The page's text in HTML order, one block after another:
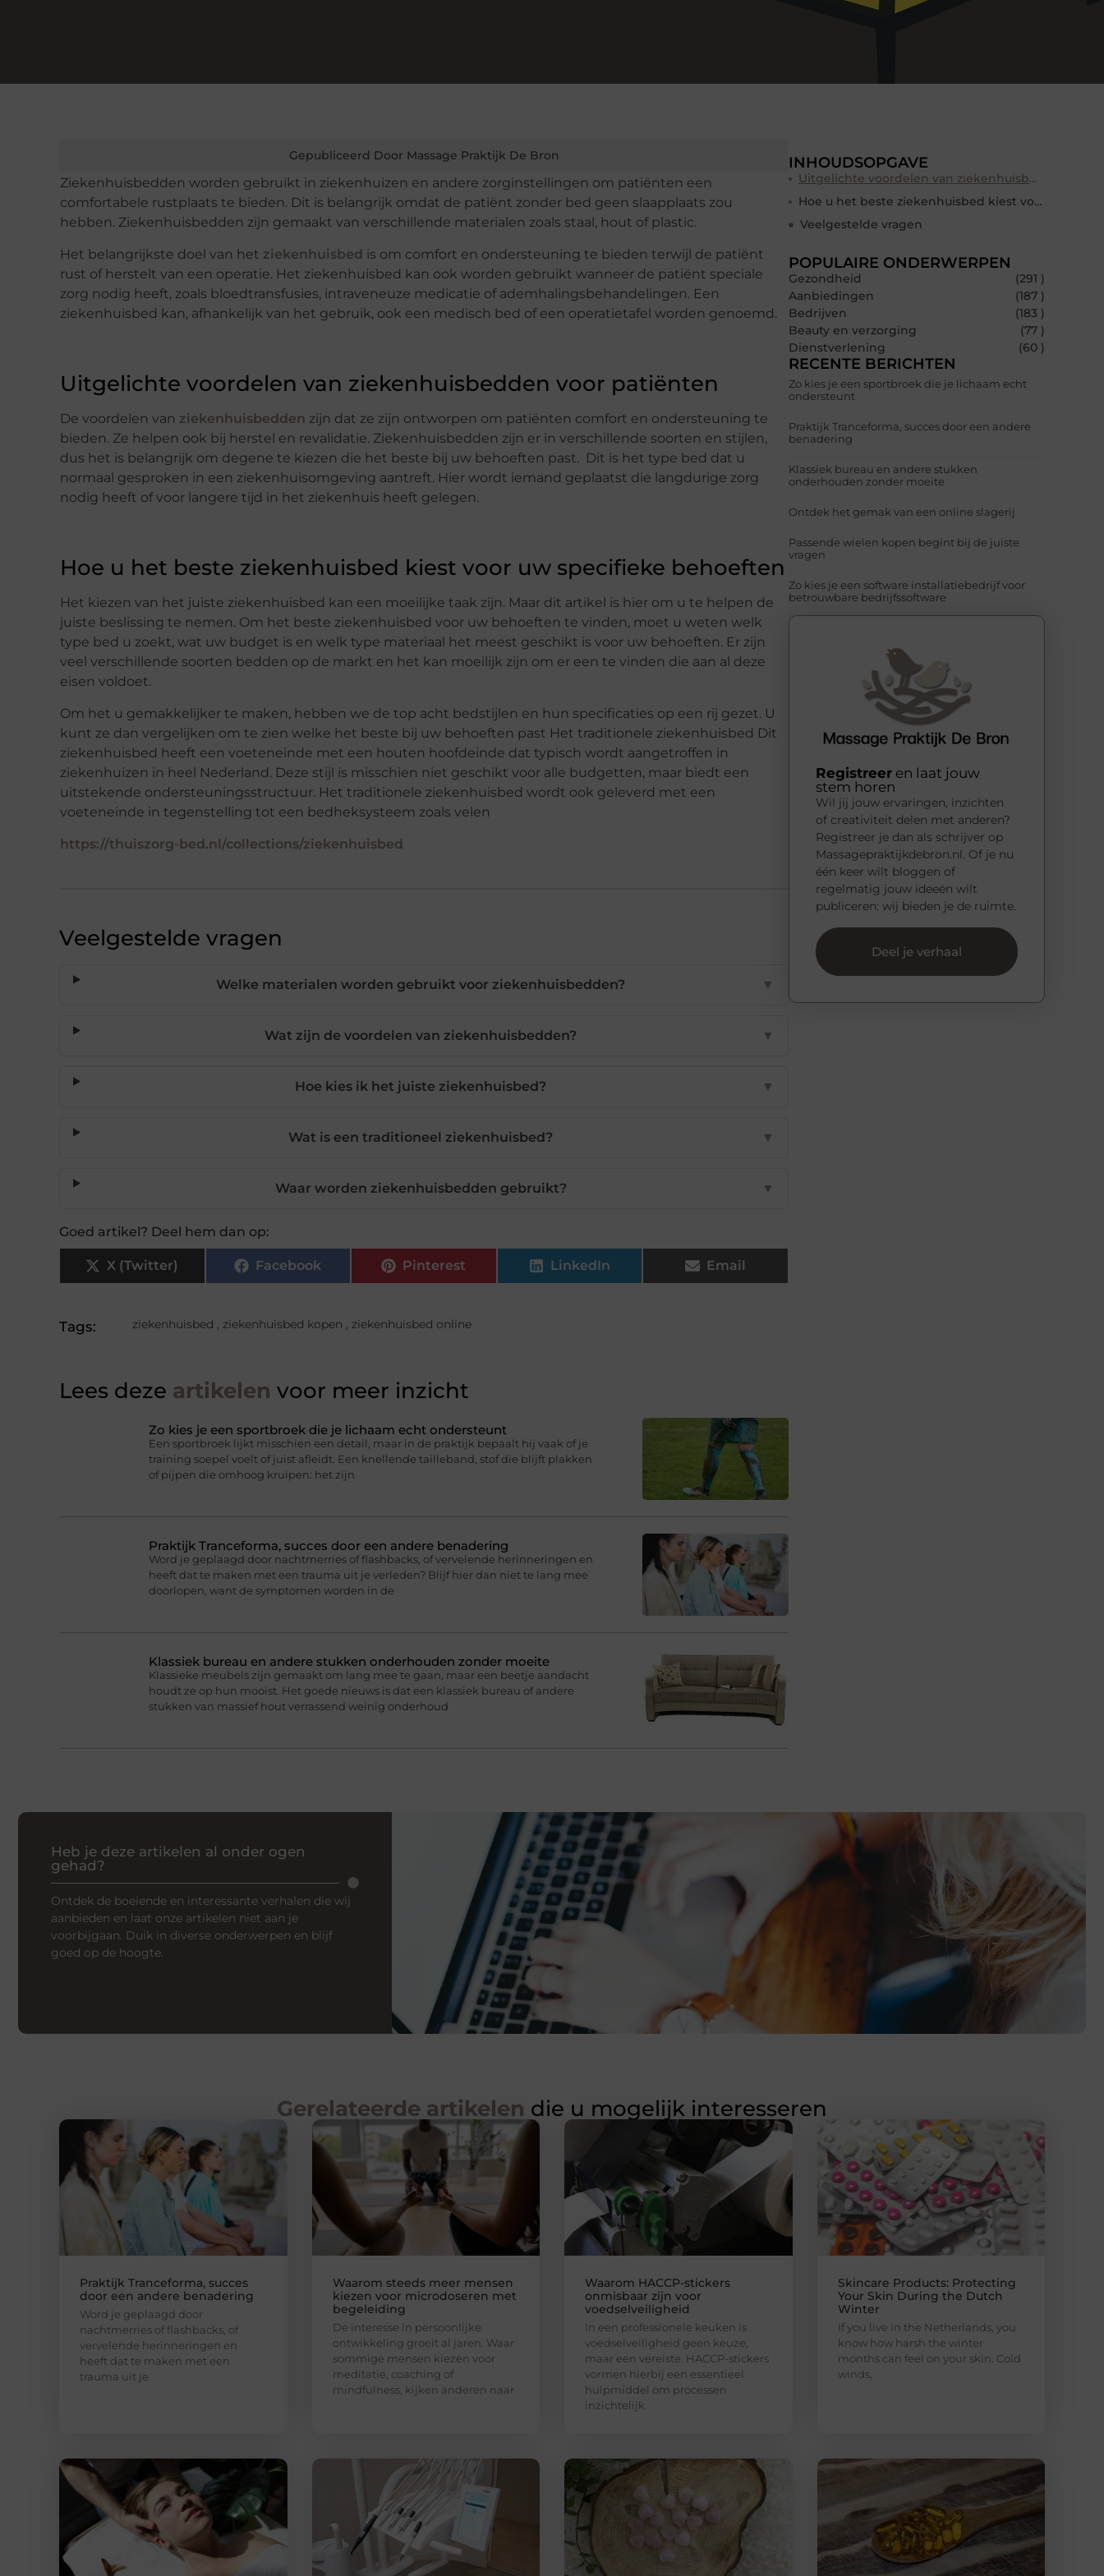
Gepubliceerd Door Massage Praktijk De Bron
Ziekenhuisbedden worden gebruikt in ziekenhuizen en andere zorginstellingen om patiënten een
comfortabele rustplaats te bieden. Dit is belangrijk omdat de patiënt zonder bed geen slaapplaats zou
hebben. Ziekenhuisbedden zijn gemaakt van verschillende materialen zoals staal, hout of plastic.
Het belangrijkste doel van het ziekenhuisbed is om comfort en ondersteuning te bieden terwijl de patiënt
rust of herstelt van een operatie. Het ziekenhuisbed kan ook worden gebruikt wanneer de patiënt speciale
zorg nodig heeft, zoals bloedtransfusies, intraveneuze medicatie of ademhalingsbehandelingen. Een
ziekenhuisbed kan, afhankelijk van het gebruik, ook een medisch bed of een operatietafel worden genoemd.
Uitgelichte voordelen van ziekenhuisbedden voor patiënten
De voordelen van ziekenhuisbedden zijn dat ze zijn ontworpen om patiënten comfort en ondersteuning te
bieden. Ze helpen ook bij herstel en revalidatie. Ziekenhuisbedden zijn er in verschillende soorten en stijlen,
dus het is belangrijk om degene te kiezen die het beste bij uw behoeften past. Dit is het type bed dat u
normaal gesproken in een ziekenhuisomgeving aantreft. Hier wordt iemand geplaatst die langdurige zorg
nodig heeft of voor langere tijd in het ziekenhuis heeft gelegen.
Hoe u het beste ziekenhuisbed kiest voor uw specifieke behoeften
Het kiezen van het juiste ziekenhuisbed kan een moeilijke taak zijn. Maar dit artikel is hier om u te helpen de
juiste beslissing te nemen. Om het beste ziekenhuisbed voor uw behoeften te vinden, moet u weten welk
type bed u zoekt, wat uw budget is en welk type materiaal het meest geschikt is voor uw behoeften. Er zijn
veel verschillende soorten bedden op de markt en het kan moeilijk zijn om er een te vinden die aan al deze
eisen voldoet.
Om het u gemakkelijker te maken, hebben we de top acht bedstijlen en hun specificaties op een rij gezet. U
kunt ze dan vergelijken om te zien welke het beste bij uw behoeften past Het traditionele ziekenhuisbed Dit
ziekenhuisbed heeft een voeteneinde met een houten hoofdeinde dat typisch wordt aangetroffen in
ziekenhuizen in heel Nederland. Deze stijl is misschien niet geschikt voor alle budgetten, maar biedt een
uitstekende ondersteuningsstructuur. Het traditionele ziekenhuisbed wordt ook geleverd met een
voeteneinde in tegenstelling tot een bedheksysteem zoals velen
https://thuiszorg-bed.nl/collections/ziekenhuisbed
Veelgestelde vragen
Welke materialen worden gebruikt voor ziekenhuisbedden? ▼
Wat zijn de voordelen van ziekenhuisbedden? ▼
Hoe kies ik het juiste ziekenhuisbed? ▼
Wat is een traditioneel ziekenhuisbed? ▼
Waar worden ziekenhuisbedden gebruikt? ▼
Goed artikel? Deel hem dan op:
X (Twitter) Facebook Pinterest LinkedIn Email
Tags: ziekenhuisbed , ziekenhuisbed kopen , ziekenhuisbed online
Lees deze artikelen voor meer inzicht
Zo kies je een sportbroek die je lichaam echt ondersteunt
Een sportbroek lijkt misschien een detail, maar in de praktijk bepaalt hij vaak of je
training soepel voelt of juist afleidt. Een knellende tailleband, stof die blijft plakken
of pijpen die omhoog kruipen: het zijn
Praktijk Tranceforma, succes door een andere benadering
Word je geplaagd door nachtmerries of flashbacks, of vervelende herinneringen en
heeft dat te maken met een trauma uit je verleden? Blijf hier dan niet te lang mee
doorlopen, want de symptomen worden in de
Klassiek bureau en andere stukken onderhouden zonder moeite
Klassieke meubels zijn gemaakt om lang mee te gaan, maar een beetje aandacht
houdt ze op hun mooist. Het goede nieuws is dat een klassiek bureau of andere
stukken van massief hout verrassend weinig onderhoud
INHOUDSOPGAVE
Uitgelichte voordelen van ziekenhuisbedden voor patiënten
Hoe u het beste ziekenhuisbed kiest voor uw specifieke behoeften
Veelgestelde vragen
POPULAIRE ONDERWERPEN
Gezondheid
(291 )
Aanbiedingen
(187 )
Bedrijven
(183 )
Beauty en verzorging
(77 )
Dienstverlening
(60 )
RECENTE BERICHTEN
Zo kies je een sportbroek die je lichaam echt
ondersteunt
Praktijk Tranceforma, succes door een andere
benadering
Klassiek bureau en andere stukken
onderhouden zonder moeite
Ontdek het gemak van een online slagerij
Passende wielen kopen begint bij de juiste
vragen
Zo kies je een software installatiebedrijf voor
betrouwbare bedrijfssoftware
Registreer en laat jouw
stem horen
Wil jij jouw ervaringen, inzichten
of creativiteit delen met anderen?
Registreer je dan als schrijver op
Massagepraktijkdebron.nl. Of je nu
één keer wilt bloggen of
regelmatig jouw ideeën wilt
publiceren: wij bieden je de ruimte.
Deel je verhaal
Heb je deze artikelen al onder ogen
gehad?
Ontdek de boeiende en interessante verhalen die wij
aanbieden en laat onze artikelen niet aan je
voorbijgaan. Duik in diverse onderwerpen en blijf
goed op de hoogte.
Gerelateerde artikelen die u mogelijk interesseren
Praktijk Tranceforma, succes
door een andere benadering
Word je geplaagd door
nachtmerries of flashbacks, of
vervelende herinneringen en
heeft dat te maken met een
trauma uit je
Waarom steeds meer mensen
kiezen voor microdoseren met
begeleiding
De interesse in persoonlijke
ontwikkeling groeit al jaren. Waar
sommige mensen kiezen voor
meditatie, coaching of
mindfulness, kijken anderen naar
Waarom HACCP-stickers
onmisbaar zijn voor
voedselveiligheid
In een professionele keuken is
voedselveiligheid geen keuze,
maar een vereiste. HACCP-stickers
vormen hierbij een essentieel
hulpmiddel om processen
inzichtelijk
Skincare Products: Protecting
Your Skin During the Dutch
Winter
If you live in the Netherlands, you
know how harsh the winter
months can feel on your skin. Cold
winds,